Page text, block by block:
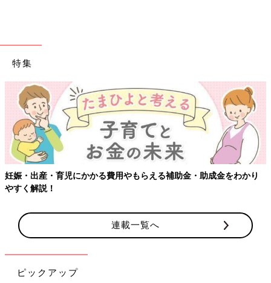
特集
かり 【ワクチン接種できるものも】妊婦の感染症対策、知って
連載一覧へ
ピックアップ